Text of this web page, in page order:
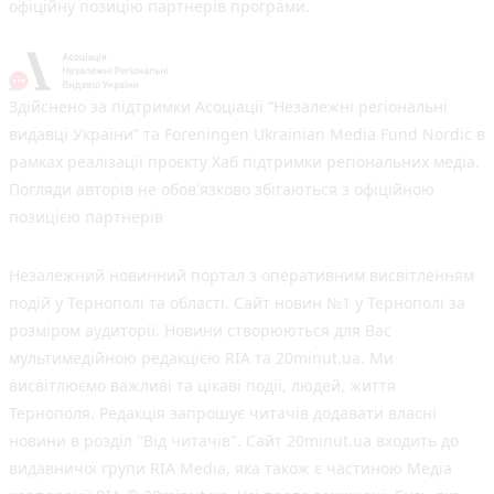
офіційну позицію партнерів програми.
Здійснено за підтримки Асоціації “Незалежні регіональні
видавці України” та Foreningen Ukrainian Media Fund Nordic в
рамках реалізації проєкту Хаб підтримки регіональних медіа.
Погляди авторів не обов'язково збігаються з офіційною
позицією партнерів
Незалежний новинний портал з оперативним висвітленням
подій у Тернополі та області. Сайт новин №1 у Тернополі за
розміром аудиторії. Новини створюються для Вас
мультимедійною редакцією RIA та 20minut.ua. Ми
висвітлюємо важливі та цікаві події, людей, життя
Тернополя. Редакція запрошує читачів додавати власні
новини в розділ "Від читачів". Сайт 20minut.ua входить до
видавничої групи RIA Media, яка також є частиною Медіа